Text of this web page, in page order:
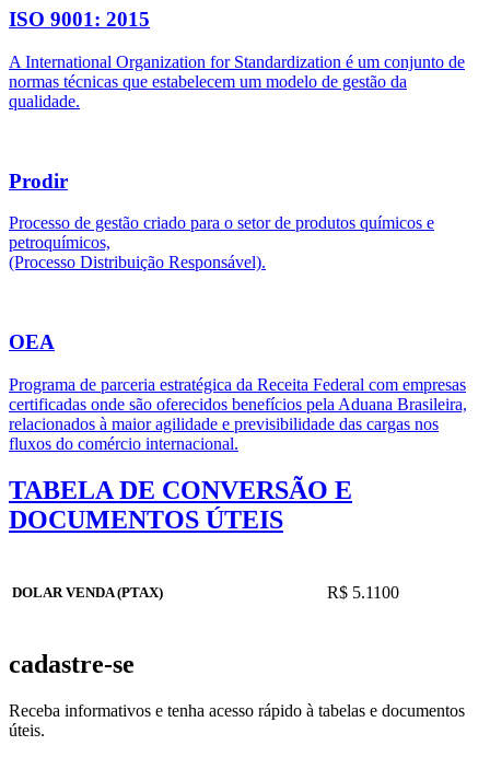
ISO 9001: 2015
A International Organization for Standardization é um conjunto de
normas técnicas que estabelecem um modelo de gestão da
qualidade.
Prodir
Processo de gestão criado para o setor de produtos químicos e
petroquímicos,
(Processo Distribuição Responsável).
OEA
Programa de parceria estratégica da Receita Federal com empresas
certificadas onde são oferecidos benefícios pela Aduana Brasileira,
relacionados à maior agilidade e previsibilidade das cargas nos
fluxos do comércio internacional.
TABELA DE CONVERSÃO E
DOCUMENTOS ÚTEIS
DOLAR VENDA (PTAX) R$ 5.1100
cadastre-se
Receba informativos e tenha acesso rápido à tabelas e documentos
úteis.